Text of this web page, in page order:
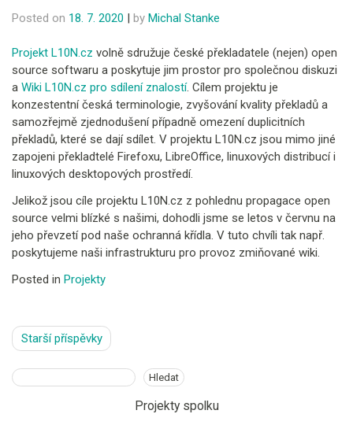
Posted on 18. 7. 2020 | by Michal Stanke
Projekt L10N.cz volně sdružuje české překladatele (nejen) open
source softwaru a poskytuje jim prostor pro společnou diskuzi
a Wiki L10N.cz pro sdílení znalostí. Cílem projektu je
konzestentní česká terminologie, zvyšování kvality překladů a
samozřejmě zjednodušení případně omezení duplicitních
překladů, které se dají sdílet. V projektu L10N.cz jsou mimo jiné
zapojeni překladtelé Firefoxu, LibreOffice, linuxových distribucí i
linuxových desktopových prostředí.
Jelikož jsou cíle projektu L10N.cz z pohlednu propagace open
source velmi blízké s našimi, dohodli jsme se letos v červnu na
jeho převzetí pod naše ochranná křídla. V tuto chvíli tak např.
poskytujeme naši infrastrukturu pro provoz zmiňované wiki.
Posted in Projekty
Navigace
pro
příspěvky
Starší příspěvky
Hledat Hledat
Projekty spolku